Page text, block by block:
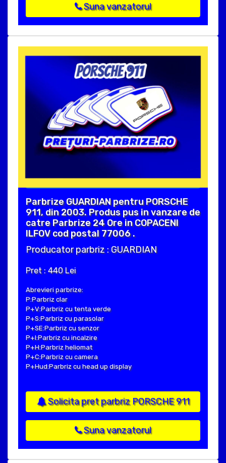
Suna vanzatorul
Parbrize GUARDIAN pentru PORSCHE
911, din 2003. Produs pus in vanzare de
catre Parbrize 24 Ore in COPACENI
ILFOV cod postal 77006 .
Producator parbriz : GUARDIAN
Pret : 440 Lei
Abrevieri parbrize:
P:Parbriz clar
P+V:Parbriz cu tenta verde
P+S:Parbriz cu parasolar
P+SE:Parbriz cu senzor
P+I:Parbriz cu incalzire
P+H:Parbriz heliomat
P+C:Parbriz cu camera
P+Hud:Parbriz cu head up display
Solicita pret parbriz PORSCHE 911
Suna vanzatorul